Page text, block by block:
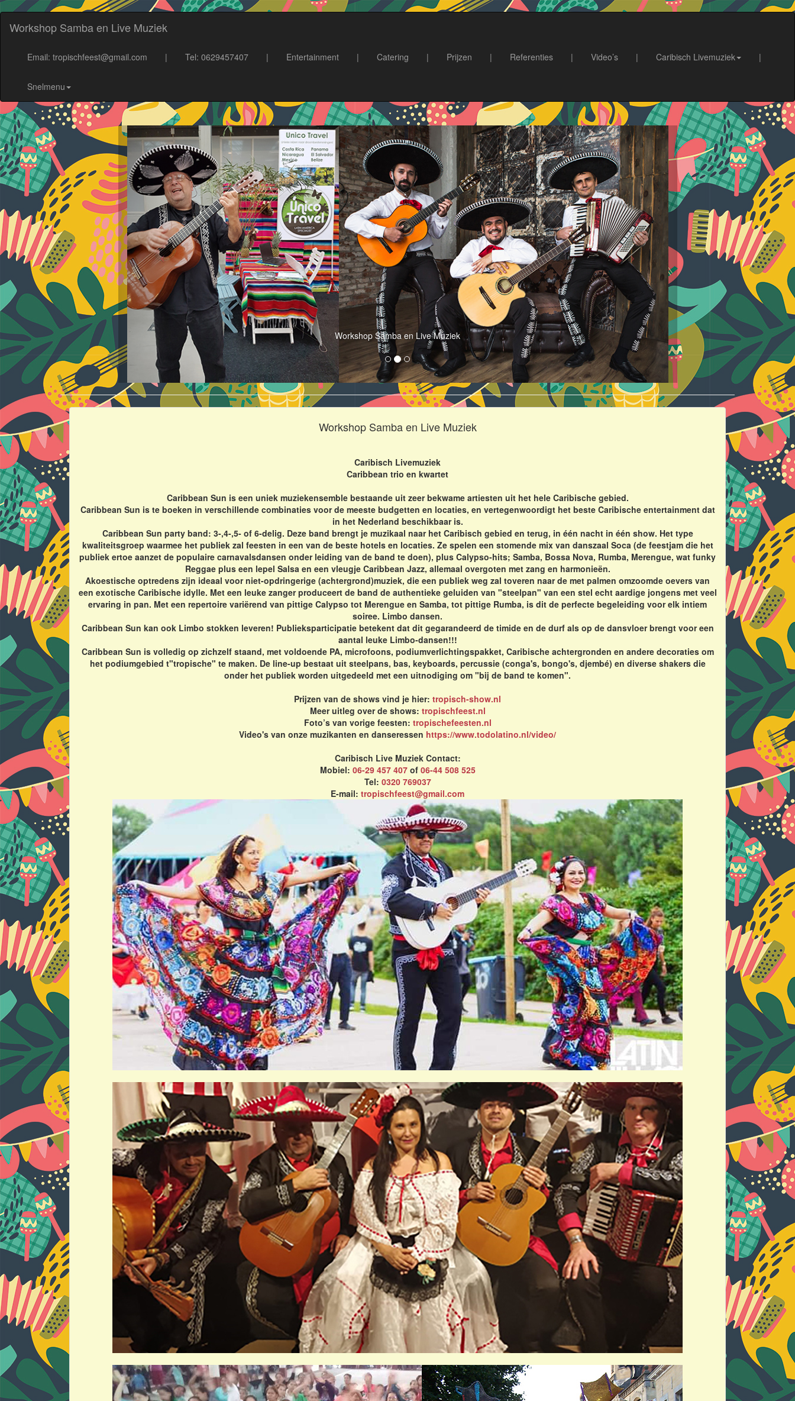
Workshop Samba en Live Muziek
Email: tropischfeest@gmail.com | Tel: 0629457407 | Entertainment | Catering | Prijzen | Referenties | Video’s | Caribisch Livemuziek |
Snelmenu
Workshop Samba en Live Muziek
Workshop Samba en Live Muziek
Caribisch Livemuziek
Caribbean trio en kwartet
Caribbean Sun is een uniek muziekensemble bestaande uit zeer bekwame artiesten uit het hele Caribische gebied.
Caribbean Sun is te boeken in verschillende combinaties voor de meeste budgetten en locaties, en vertegenwoordigt het beste Caribische entertainment dat
in het Nederland beschikbaar is.
Caribbean Sun party band: 3-,4-,5- of 6-delig. Deze band brengt je muzikaal naar het Caribisch gebied en terug, in één nacht in één show. Het type
kwaliteitsgroep waarmee het publiek zal feesten in een van de beste hotels en locaties. Ze spelen een stomende mix van danszaal Soca (de feestjam die het
publiek ertoe aanzet de populaire carnavalsdansen onder leiding van de band te doen), plus Calypso-hits; Samba, Bossa Nova, Rumba, Merengue, wat funky
Reggae plus een lepel Salsa en een vleugje Caribbean Jazz, allemaal overgoten met zang en harmonieën.
Akoestische optredens zijn ideaal voor niet-opdringerige (achtergrond)muziek, die een publiek weg zal toveren naar de met palmen omzoomde oevers van
een exotische Caribische idylle. Met een leuke zanger produceert de band de authentieke geluiden van "steelpan" van een stel echt aardige jongens met veel
ervaring in pan. Met een repertoire variërend van pittige Calypso tot Merengue en Samba, tot pittige Rumba, is dit de perfecte begeleiding voor elk intiem
soiree. Limbo dansen.
Caribbean Sun kan ook Limbo stokken leveren! Publieksparticipatie betekent dat dit gegarandeerd de timide en de durf als op de dansvloer brengt voor een
aantal leuke Limbo-dansen!!!
Caribbean Sun is volledig op zichzelf staand, met voldoende PA, microfoons, podiumverlichtingspakket, Caribische achtergronden en andere decoraties om
het podiumgebied t"tropische" te maken. De line-up bestaat uit steelpans, bas, keyboards, percussie (conga's, bongo's, djembé) en diverse shakers die
onder het publiek worden uitgedeeld met een uitnodiging om "bij de band te komen".
Prijzen van de shows vind je hier: tropisch-show.nl
Meer uitleg over de shows: tropischfeest.nl
Foto’s van vorige feesten: tropischefeesten.nl
Video's van onze muzikanten en danseressen https://www.todolatino.nl/video/
Caribisch Live Muziek Contact:
Mobiel: 06-29 457 407of 06-44 508 525
Tel: 0320 769037
E-mail: tropischfeest@gmail.com